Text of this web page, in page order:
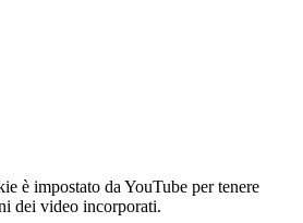
è impostato da YouTube per tenere
dei video incorporati.